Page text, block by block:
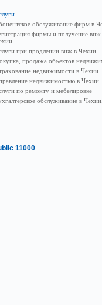
обслуживание фирм в
фирмы и получение внж
при продлении внж в Чехии
продажа объектов
недвижимости в Чехии
недвижимостью в Чехии
по ремонту и мебелировке
обслуживание в
11000